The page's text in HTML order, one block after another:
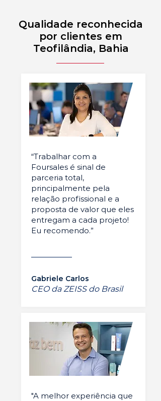
Qualidade reconhecida
por clientes em
Teofilândia, Bahia
“Trabalhar com a
Foursales é sinal de
parceria total,
principalmente pela
relação profissional e a
proposta de valor que eles
entregam a cada projeto!
Eu recomendo.”
Gabriele Carlos
CEO da ZEISS do Brasil
"A melhor experiência que